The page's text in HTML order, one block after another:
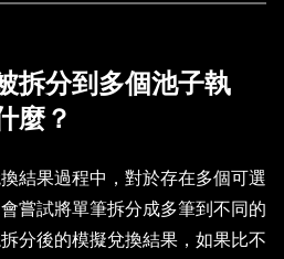
拆分到多個池子執
麼？
結果過程中，對於存在多個可選
嘗試將單筆拆分成多筆到不同的
分後的模擬兌換結果，如果比不